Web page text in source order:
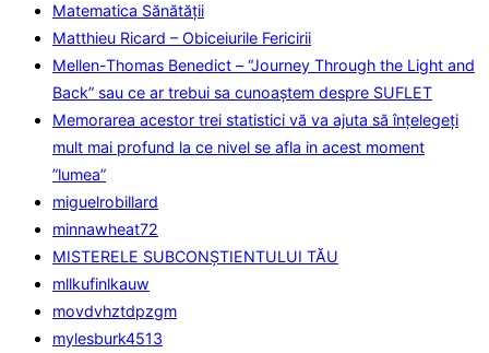
Matematica Sănătăţii
Matthieu Ricard – Obiceiurile Fericirii
Mellen-Thomas Benedict – “Journey Through the Light and
Back” sau ce ar trebui sa cunoaştem despre SUFLET
Memorarea acestor trei statistici vă va ajuta să înțelegeți
mult mai profund la ce nivel se afla in acest moment
”lumea”
miguelrobillard
minnawheat72
MISTERELE SUBCONȘTIENTULUI TĂU
mllkufinlkauw
movdvhztdpzgm
mylesburk4513